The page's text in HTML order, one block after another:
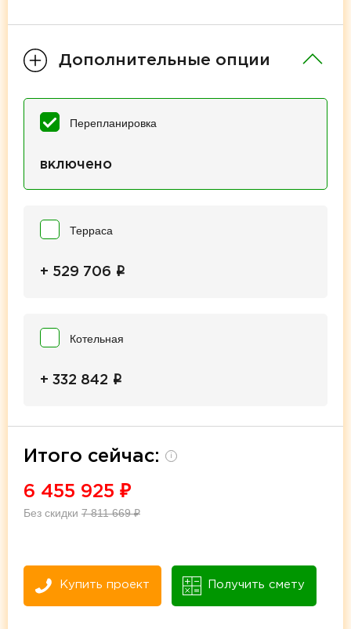
Дополнительные опции
Перепланировка
включено
Терраса
+ 529 706 i
Котельная
+ 332 842 i
Итого сейчас: i
6 455 925 ₽
Без скидки 7 811 669₽
Купить проект Получить смету